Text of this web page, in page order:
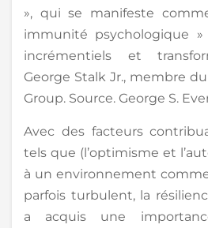
», qui se manifeste
immunité psychologique
incrémentiels et
George Stalk Jr., membre
Group. Source. George S.
Avec des facteurs
tels que (l’optimisme et
à un environnement
parfois turbulent, la
a acquis une